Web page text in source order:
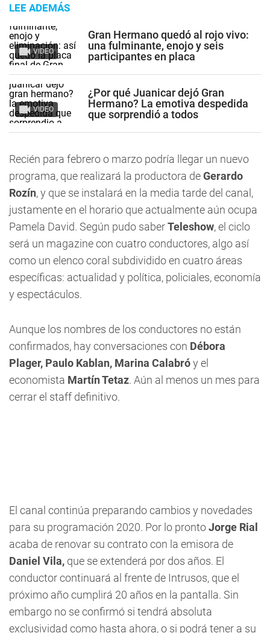
LEE ADEMÁS
VIDEO
Gran Hermano quedó al rojo vivo:
una fulminante, enojo y seis
participantes en placa
VIDEO
¿Por qué Juanicar dejó Gran
Hermano? La emotiva despedida
que sorprendió a todos
Recién para febrero o marzo podría llegar un nuevo
programa, que realizará la productora deGerardo
Rozín, y que se instalará en la media tarde del canal,
justamente en el horario que actualmente aún ocupa
Pamela David. Según pudo saberTeleshow, el ciclo
será un magazine con cuatro conductores, algo así
como un elenco coral subdividido en cuatro áreas
específicas: actualidad y política, policiales, economía
y espectáculos.
Aunque los nombres de los conductores no están
confirmados, hay conversaciones con Débora
Plager, Paulo Kablan, Marina Calabróy el
economista Martín Tetaz. Aún al menos un mes para
cerrar el staff definitivo.
El canal continúa preparando cambios y novedades
para su programación 2020. Por lo prontoJorge Rial
acaba de renovar su contrato con la emisora de
Daniel Vila, que se extenderá por dos años. El
conductor continuará al frente de Intrusos, que el
próximo año cumplirá 20 años en la pantalla. Sin
embargo no se confirmó si tendrá absoluta
exclusividad como hasta ahora, o si podrá tener a su